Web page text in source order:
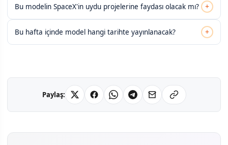
Bu modelin SpaceX'in uydu projelerine faydası olacak mı? +
Bu hafta içinde model hangi tarihte yayınlanacak? +
Paylaş: